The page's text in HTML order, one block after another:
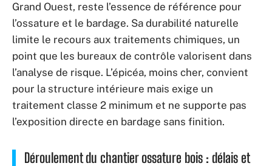
Grand Ouest, reste l’essence de référence pour
l’ossature et le bardage. Sa durabilité naturelle
limite le recours aux traitements chimiques, un
point que les bureaux de contrôle valorisent dans
l’analyse de risque. L’épicéa, moins cher, convient
pour la structure intérieure mais exige un
traitement classe 2 minimum et ne supporte pas
l’exposition directe en bardage sans finition.
Déroulement du chantier ossature bois : délais et